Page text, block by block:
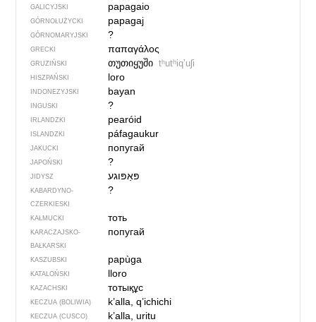
GALICYJSKI papagaio
GÓRNOŁUŻYCKI papagaj
GÓRNOMARYJSKI ?
GRECKI παπαγάλος
GRUZIŃSKI თუთიყუში tʰutʰiqʼuʃi
HISZPAŃSKI loro
INDONEZYJSKI bayan
INGUSKI ?
IRLANDZKI pearóid
ISLANDZKI páfagaukur
JAKUCKI попугай
JAPOŃSKI ?
JIDYSZ
KABARDYNO-
CZERKIESKI
?
KAŁMUCKI тоть
KARACZAJSKO-
BAŁKARSKI
попугай
KASZUBSKI papùga
KATALOŃSKI lloro
KAZACHSKI тотықұс
KECZUA (BOLIWIA) k’alla, q’ichichi
KECZUA (CUSCO) k’alla, uritu